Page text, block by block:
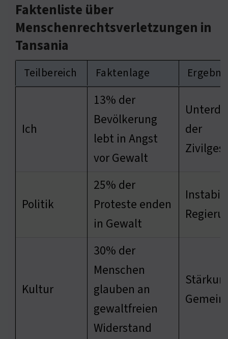
Faktenliste über
Menschenrechtsverletzungen in
Tansania
Teilbereich Faktenlage
Ich
13% der
Bevölkerung
lebt in Angst
vor Gewalt
der
Politik
25% der
Proteste enden
in Gewalt
Kultur
30% der
Menschen
glauben an
gewaltfreien
Widerstand